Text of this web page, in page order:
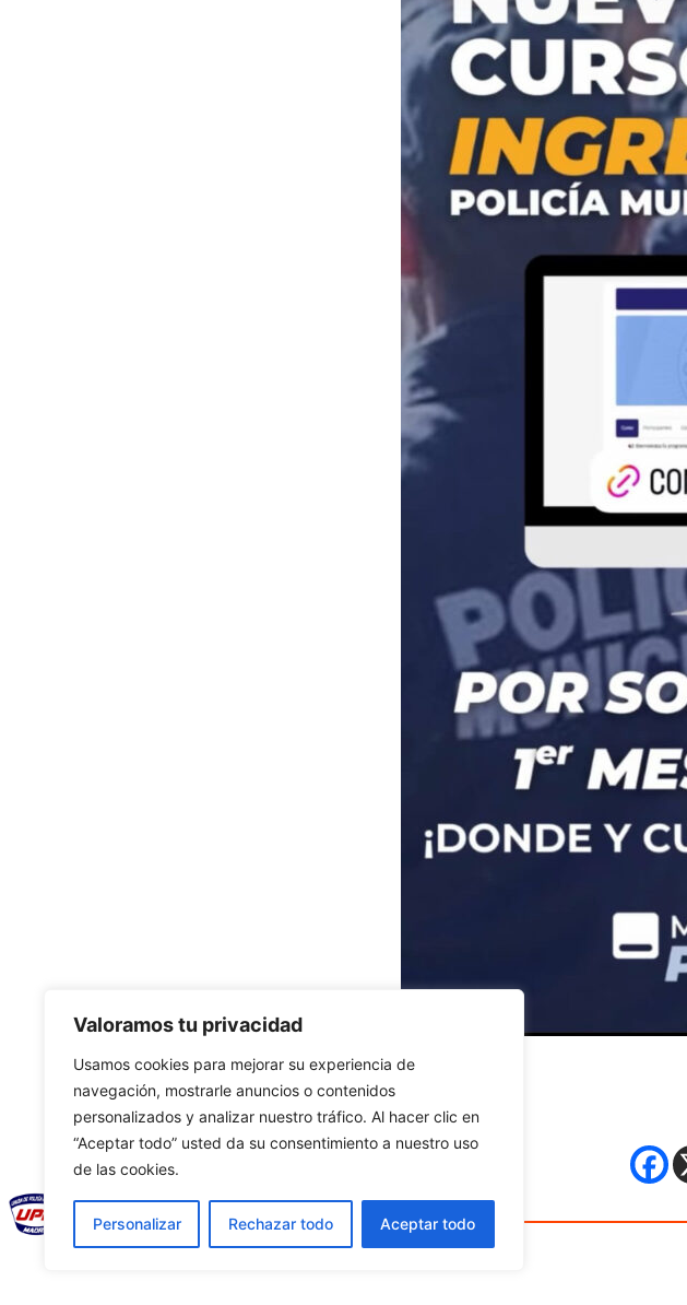
Valoramos tu privacidad
Usamos cookies para mejorar su experiencia de
navegación, mostrarle anuncios o contenidos
personalizados y analizar nuestro tráfico. Al hacer clic en
“Aceptar todo” usted da su consentimiento a nuestro uso
de las cookies.
Personalizar Rechazar todo Aceptar todo
NUEVO INGRESO 57 Descarga